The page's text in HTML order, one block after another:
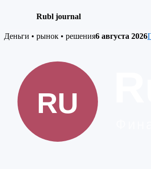
Rubl journal
Skip
Деньги • рынок • решения6 августа 2026